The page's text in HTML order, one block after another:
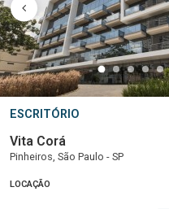
1 2 3 4 5
ESCRITÓRIO
Vita Corá
Pinheiros, São Paulo - SP
LOCAÇÃO